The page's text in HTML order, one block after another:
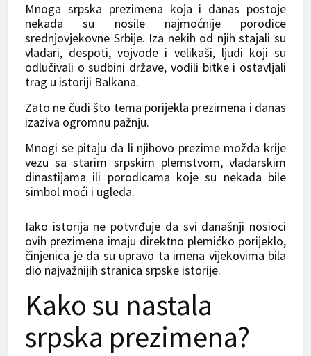
Mnoga srpska prezimena koja i danas postoje
nekada su nosile najmoćnije porodice
srednjovjekovne Srbije. Iza nekih od njih stajali su
vladari, despoti, vojvode i velikaši, ljudi koji su
odlučivali o sudbini države, vodili bitke i ostavljali
trag u istoriji Balkana.
Zato ne čudi što tema porijekla prezimena i danas
izaziva ogromnu pažnju.
Mnogi se pitaju da li njihovo prezime možda krije
vezu sa starim srpskim plemstvom, vladarskim
dinastijama ili porodicama koje su nekada bile
simbol moći i ugleda.
Iako istorija ne potvrđuje da svi današnji nosioci
ovih prezimena imaju direktno plemićko porijeklo,
činjenica je da su upravo ta imena vijekovima bila
dio najvažnijih stranica srpske istorije.
Kako su nastala
srpska prezimena?